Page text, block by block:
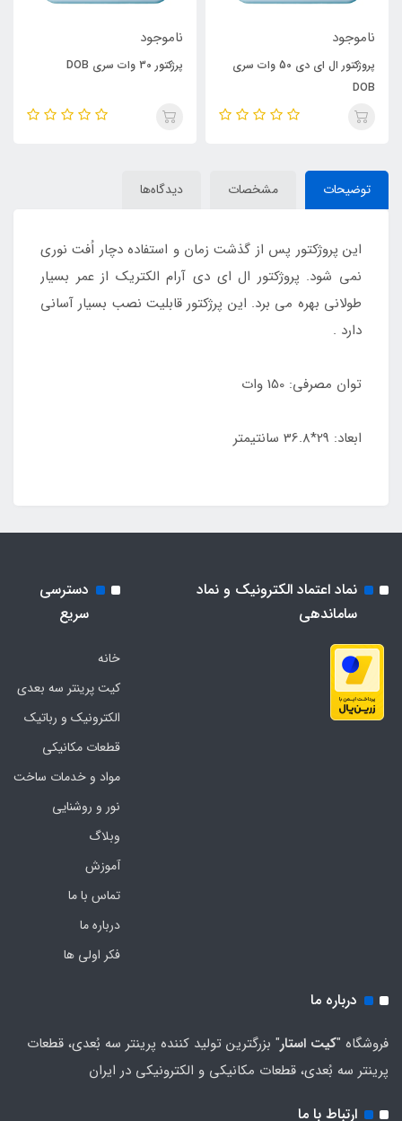
ناموجود
پروژکتور ال ای دی 50 وات سری
DOB
ناموجود
پرژکتور 30 وات سری DOB
توضیحات مشخصات دیدگاه‌ها
این پروژکتور پس از گذشت زمان و استفاده دچار اُفت نوری
نمی شود. پروژکتور ال ای دی آرام الکتریک از عمر بسیار
طولانی بهره می برد. این پرژکتور قابلیت نصب بسیار آسانی
دارد .
توان مصرفی: 150 وات
ابعاد: 29*36.8 سانتیمتر
نماد اعتماد الکترونیک و نماد
ساماندهی
دسترسی
سریع
خانه
کیت پرینتر سه بعدی
الکترونیک و رباتیک
قطعات مکانیکی
مواد و خدمات ساخت
نور و روشنایی
وبلاگ
آموزش
تماس با ما
درباره ما
فکر اولی ها
درباره ما
فروشگاه "کیت استار" بزرگترین تولید کننده پرینتر سه بُعدی، قطعات
پرینتر سه بُعدی، قطعات مکانیکی و الکترونیکی در ایران
ارتباط با ما